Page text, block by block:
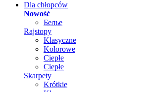
Dla chłopców
Nowość
Белье
Rajstopy
Klasyczne
Kolorowe
Ciepłe
Ciepłe
Skarpety
Krótkie